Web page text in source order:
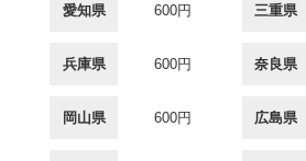
愛知県 600円 三重県
兵庫県 600円 奈良県
岡山県 600円 広島県